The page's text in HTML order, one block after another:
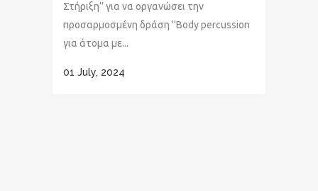
Στήριξη’’ για να οργανώσει την
προσαρμοσμένη δράση ''Body percussion
για άτομα με...
01 July, 2024